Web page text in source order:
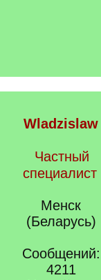
Wladzislaw
Частный
специалист
Менск
(Беларусь)
Сообщений:
4211